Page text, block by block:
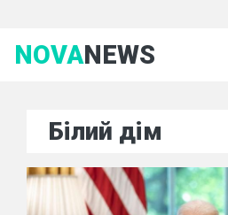
NOVANEWS
Білий дім